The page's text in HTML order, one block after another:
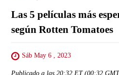
Las 5 películas más
según Rotten Tomatoes
Sáb May 6 , 2023
Publicado a las 20:32 ET (00:32